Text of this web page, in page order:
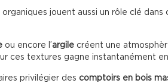
jouent aussi un rôle clé dans
ou encore l’argile créent une
ces textures gagne instantanément
privilégier des comptoirs en bois